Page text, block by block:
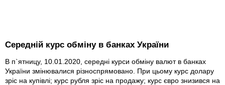
Середній курс обміну в банках України
В п`ятницу, 10.01.2020, середні курси обміну валют в банках
України змінювалися різноспрямовано. При цьому курс долару
зріс на купівлі; курс рубля зріс на продажу; курс євро знизився на